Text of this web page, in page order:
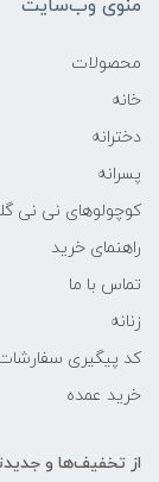
منوی وب‌سایت
محصولات
خانه
دخترانه
پسرانه
کوچولوهای نی نی
راهنمای خرید
تماس با ما
زنانه
کد پیگیری
خرید عمده
از تخفیف‌ها و